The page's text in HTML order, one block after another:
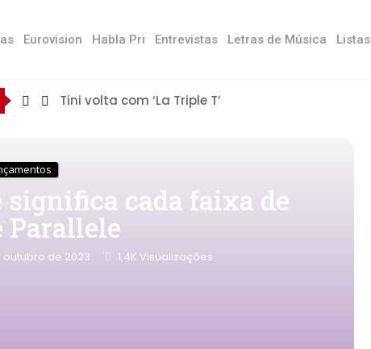
Eurovision Habla Pri Entrevistas Letras de Música Listas
Tini volta com ‘La Triple T’
cada faixa de
outubro de 2023 1,4K Visualizações